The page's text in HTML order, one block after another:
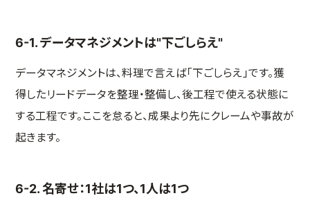
6-1. データマネジメントは"下ごしらえ"
データマネジメントは、料理で言えば「下ごしらえ」です。獲
得したリードデータを整理・整備し、後工程で使える状態に
する工程です。ここを怠ると、成果より先にクレームや事故が
起きます。
6-2. 名寄せ：1社は1つ、1人は1つ